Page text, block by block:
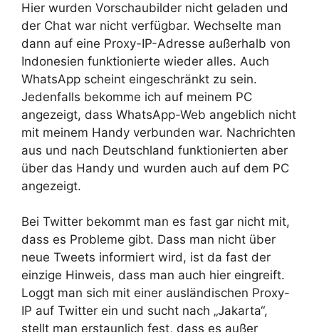
Hier wurden Vorschaubilder nicht geladen und
der Chat war nicht verfügbar. Wechselte man
dann auf eine Proxy-IP-Adresse außerhalb von
Indonesien funktionierte wieder alles. Auch
WhatsApp scheint eingeschränkt zu sein.
Jedenfalls bekomme ich auf meinem PC
angezeigt, dass WhatsApp-Web angeblich nicht
mit meinem Handy verbunden war. Nachrichten
aus und nach Deutschland funktionierten aber
über das Handy und wurden auch auf dem PC
angezeigt.
Bei Twitter bekommt man es fast gar nicht mit,
dass es Probleme gibt. Dass man nicht über
neue Tweets informiert wird, ist da fast der
einzige Hinweis, dass man auch hier eingreift.
Loggt man sich mit einer ausländischen Proxy-
IP auf Twitter ein und sucht nach „Jakarta“,
stellt man erstaunlich fest, dass es außer